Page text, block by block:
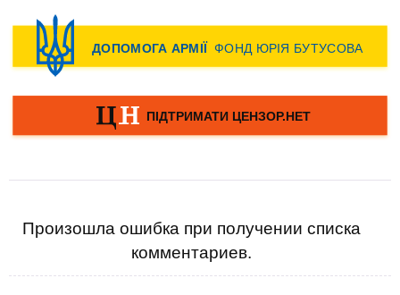
Произошла ошибка при получении списка
комментариев.